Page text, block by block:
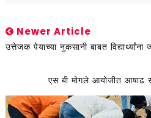
Newer Article
उत्तेजक पेयाच्या नुकसानी बाबत विद्यार्थ्यांना
एस बी मोगले आयोजीत आषाढ